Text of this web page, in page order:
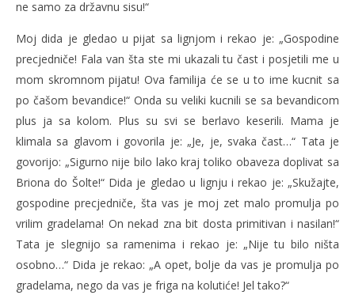
ne samo za državnu sisu!“
Moj dida je gledao u pijat sa lignjom i rekao je: „Gospodine
precjedniče! Fala van šta ste mi ukazali tu čast i posjetili me u
mom skromnom pijatu! Ova familija će se u to ime kucnit sa
po čašom bevandice!“ Onda su veliki kucnili se sa bevandicom
plus ja sa kolom. Plus su svi se berlavo keserili. Mama je
klimala sa glavom i govorila je: „Je, je, svaka čast…“ Tata je
govorijo: „Sigurno nije bilo lako kraj toliko obaveza doplivat sa
Briona do Šolte!“ Dida je gledao u lignju i rekao je: „Skužajte,
gospodine precjedniče, šta vas je moj zet malo promulja po
vrilim gradelama! On nekad zna bit dosta primitivan i nasilan!“
Tata je slegnijo sa ramenima i rekao je: „Nije tu bilo ništa
osobno…“ Dida je rekao: „A opet, bolje da vas je promulja po
gradelama, nego da vas je friga na kolutiće! Jel tako?“